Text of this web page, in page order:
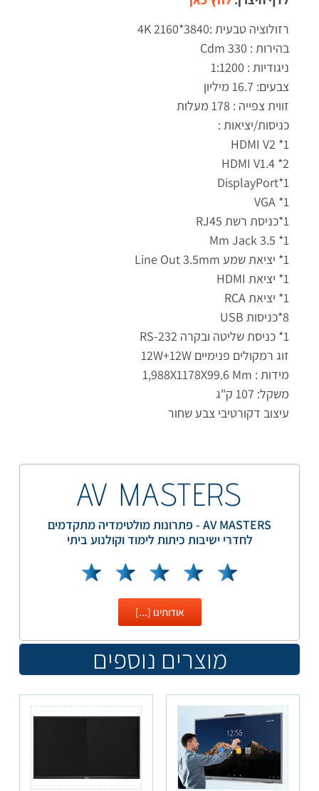
רזולוציה טבעית :3840*2160 4K
בהירות : 330 Cdm
ניגודיות : 1:1200
צבעים: 16.7 מיליון
זווית צפייה : 178 מעלות
כניסות/יציאות :
1* HDMI V2
2* HDMI V1.4
1*DisplayPort
1* VGA
1*כניסת רשת RJ45
1* 3.5 Mm Jack
1* יציאת שמע Line Out 3.5mm
1* יציאת HDMI
1* יציאת RCA
8*כניסות USB
1* כניסת שליטה ובקרה RS-232
זוג רמקולים פנימיים 12W+12W
מידות : 1,988X1178X99.6 Mm
משקל: 107 ק"ג
עיצוב דקורטיבי צבע שחור
AV MASTERS
AV MASTERS - פתרונות מולטימדיה מתקדמים
לחדרי ישיבות כיתות לימוד וקולנוע ביתי
אודותינו [...]
מוצרים נוספים